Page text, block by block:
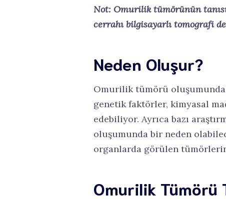
Not: Omurilik tümörünün
cerrahı bilgisayarlı tomografi
Neden Oluşur?
Omurilik tümörü
genetik faktörler, kimyasal
edebiliyor. Ayrıca bazı
oluşumunda bir neden
organlarda görülen
Omurilik Tümörü